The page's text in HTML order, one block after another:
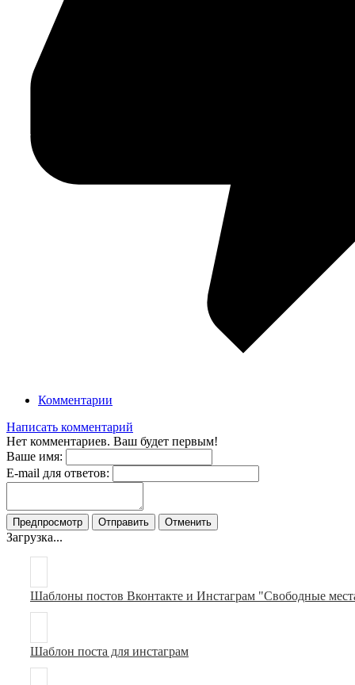
Комментарии
Написать комментарий
Нет комментариев. Ваш будет первым!
Ваше имя:
E-mail для ответов:
Загрузка...
Шаблоны постов Вконтакте и Инстаграм "Свободные
Шаблон поста для инстаграм